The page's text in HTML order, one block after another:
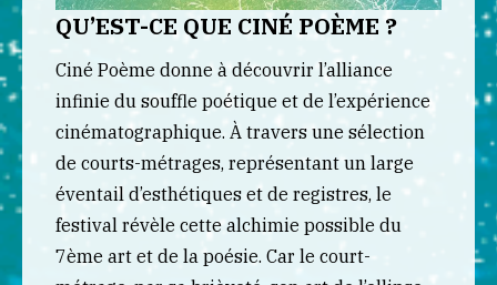
QU’EST-CE QUE CINÉ POÈME ?
Ciné Poème donne à découvrir l’alliance
infinie du souffle poétique et de l’expérience
cinématographique. À travers une sélection
de courts-métrages, représentant un large
éventail d’esthétiques et de registres, le
festival révèle cette alchimie possible du
7ème art et de la poésie. Car le court-